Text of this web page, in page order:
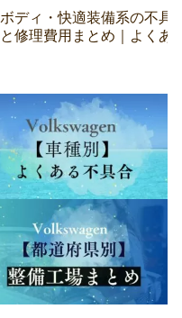
ボディ・快適装備系の不具
と修理費用まとめ｜よくあ